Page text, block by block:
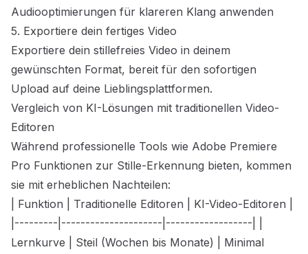
Audiooptimierungen für klareren Klang anwenden
5. Exportiere dein fertiges Video
Exportiere dein stillefreies Video in deinem
gewünschten Format, bereit für den sofortigen
Upload auf deine Lieblingsplattformen.
Vergleich von KI-Lösungen mit traditionellen Video-
Editoren
Während professionelle Tools wie Adobe Premiere
Pro Funktionen zur Stille-Erkennung bieten, kommen
sie mit erheblichen Nachteilen:
| Funktion | Traditionelle Editoren | KI-Video-Editoren |
|---------|---------------------|------------------| |
Lernkurve | Steil (Wochen bis Monate) | Minimal